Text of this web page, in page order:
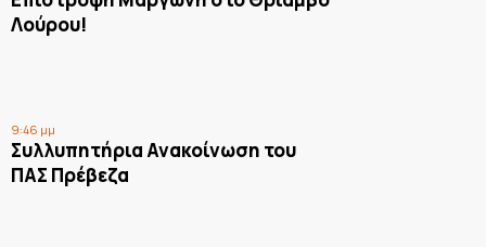
Λούρου!
9:46 μμ
Συλλυπητήρια Ανακοίνωση του
ΠΑΣ Πρέβεζα